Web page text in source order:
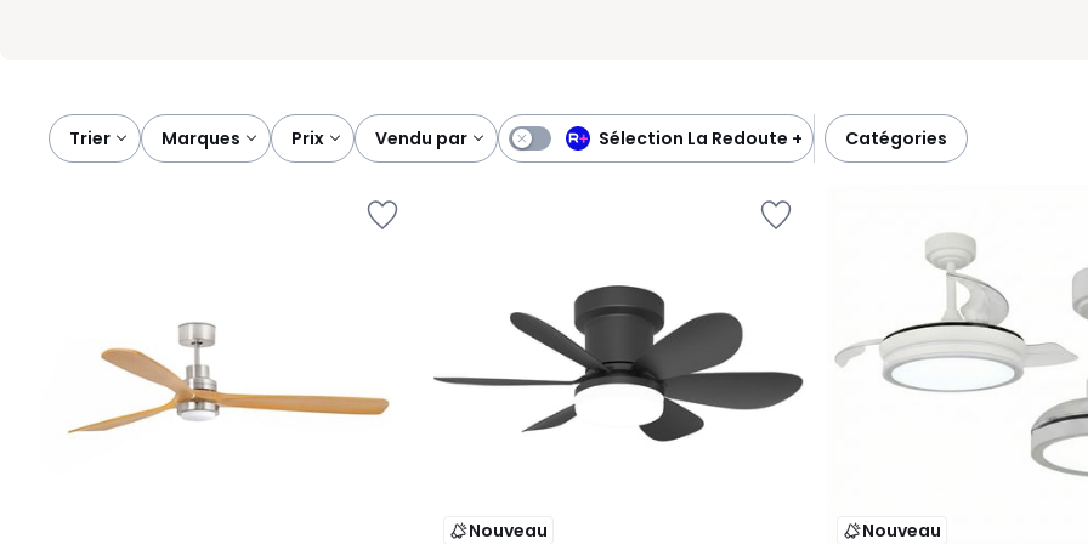
Trier
marques prix vendu par Sélection La Redoute + catégories
Nouveau Nouveau